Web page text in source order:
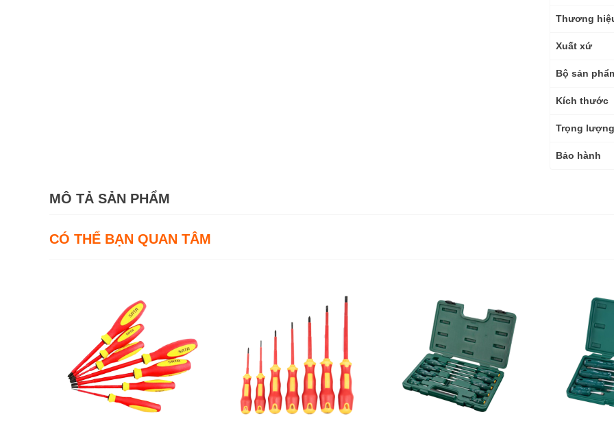
kỹThương
Xuất xứ
Bộ sản
Kích thước
Trọng lượng
Bảo hành
MÔ TẢ SẢN PHẨM
CÓ THỂ BẠN QUAN TÂM